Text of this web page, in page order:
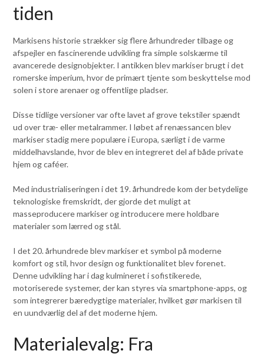
tiden
Markisens historie strækker sig flere århundreder tilbage og
afspejler en fascinerende udvikling fra simple solskærme til
avancerede designobjekter. I antikken blev markiser brugt i det
romerske imperium, hvor de primært tjente som beskyttelse mod
solen i store arenaer og offentlige pladser.
Disse tidlige versioner var ofte lavet af grove tekstiler spændt
ud over træ- eller metalrammer. I løbet af renæssancen blev
markiser stadig mere populære i Europa, særligt i de varme
middelhavslande, hvor de blev en integreret del af både private
hjem og caféer.
Med industrialiseringen i det 19. århundrede kom der betydelige
teknologiske fremskridt, der gjorde det muligt at
masseproducere markiser og introducere mere holdbare
materialer som lærred og stål.
I det 20. århundrede blev markiser et symbol på moderne
komfort og stil, hvor design og funktionalitet blev forenet.
Denne udvikling har i dag kulmineret i sofistikerede,
motoriserede systemer, der kan styres via smartphone-apps, og
som integrerer bæredygtige materialer, hvilket gør markisen til
en uundværlig del af det moderne hjem.
Materialevalg: Fra